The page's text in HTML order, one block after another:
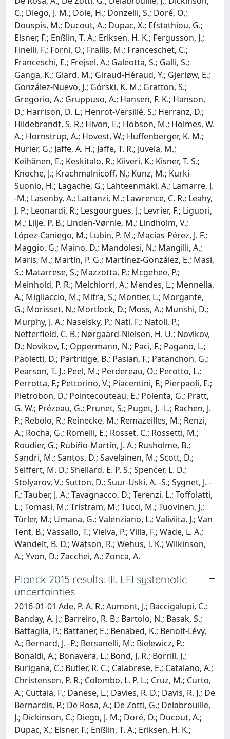
C.; Diego, J. M.; Dole, H.; Donzelli, S.; Doré, O.;
Douspis, M.; Ducout, A.; Dupac, X.; Efstathiou, G.;
Elsner, F.; Enßlin, T. A.; Eriksen, H. K.; Fergusson, J.;
Finelli, F.; Forni, O.; Frailis, M.; Franceschet, C.;
Franceschi, E.; Frejsel, A.; Galeotta, S.; Galli, S.;
Ganga, K.; Giard, M.; Giraud-Héraud, Y.; Gjerløw, E.;
González-Nuevo, J.; Górski, K. M.; Gratton, S.;
Gregorio, A.; Gruppuso, A.; Hansen, F. K.; Hanson,
D.; Harrison, D. L.; Henrot-Versillé, S.; Herranz, D.;
Hildebrandt, S. R.; Hivon, E.; Hobson, M.; Holmes, W.
A.; Hornstrup, A.; Hovest, W.; Huffenberger, K. M.;
Hurier, G.; Jaffe, A. H.; Jaffe, T. R.; Juvela, M.;
Keihänen, E.; Keskitalo, R.; Kiiveri, K.; Kisner, T. S.;
Knoche, J.; Krachmalnicoff, N.; Kunz, M.; Kurki-
Suonio, H.; Lagache, G.; Lähteenmäki, A.; Lamarre, J.
-M.; Lasenby, A.; Lattanzi, M.; Lawrence, C. R.; Leahy,
J. P.; Leonardi, R.; Lesgourgues, J.; Levrier, F.; Liguori,
M.; Lilje, P. B.; Linden-Vørnle, M.; Lindholm, V.;
López-Caniego, M.; Lubin, P. M.; Macías-Pérez, J. F.;
Maggio, G.; Maino, D.; Mandolesi, N.; Mangilli, A.;
Maris, M.; Martin, P. G.; Martínez-González, E.; Masi,
S.; Matarrese, S.; Mazzotta, P.; Mcgehee, P.;
Meinhold, P. R.; Melchiorri, A.; Mendes, L.; Mennella,
A.; Migliaccio, M.; Mitra, S.; Montier, L.; Morgante,
G.; Morisset, N.; Mortlock, D.; Moss, A.; Munshi, D.;
Murphy, J. A.; Naselsky, P.; Nati, F.; Natoli, P.;
Netterfield, C. B.; Nørgaard-Nielsen, H. U.; Novikov,
D.; Novikov, I.; Oppermann, N.; Paci, F.; Pagano, L.;
Paoletti, D.; Partridge, B.; Pasian, F.; Patanchon, G.;
Pearson, T. J.; Peel, M.; Perdereau, O.; Perotto, L.;
Perrotta, F.; Pettorino, V.; Piacentini, F.; Pierpaoli, E.;
Pietrobon, D.; Pointecouteau, E.; Polenta, G.; Pratt,
G. W.; Prézeau, G.; Prunet, S.; Puget, J. -L.; Rachen, J.
P.; Rebolo, R.; Reinecke, M.; Remazeilles, M.; Renzi,
A.; Rocha, G.; Romelli, E.; Rosset, C.; Rossetti, M.;
Roudier, G.; Rubiño-Martín, J. A.; Rusholme, B.;
Sandri, M.; Santos, D.; Savelainen, M.; Scott, D.;
Seiffert, M. D.; Shellard, E. P. S.; Spencer, L. D.;
Stolyarov, V.; Sutton, D.; Suur-Uski, A. -S.; Sygnet, J. -
F.; Tauber, J. A.; Tavagnacco, D.; Terenzi, L.; Toffolatti,
L.; Tomasi, M.; Tristram, M.; Tucci, M.; Tuovinen, J.;
Türler, M.; Umana, G.; Valenziano, L.; Valiviita, J.; Van
Tent, B.; Vassallo, T.; Vielva, P.; Villa, F.; Wade, L. A.;
Wandelt, B. D.; Watson, R.; Wehus, I. K.; Wilkinson,
A.; Yvon, D.; Zacchei, A.; Zonca, A.
Planck 2015 results: III. LFI systematic
uncertainties
2016-01-01 Ade, P. A. R.; Aumont, J.; Baccigalupi, C.;
Banday, A. J.; Barreiro, R. B.; Bartolo, N.; Basak, S.;
Battaglia, P.; Battaner, E.; Benabed, K.; Benoit-Lévy,
A.; Bernard, J. -P.; Bersanelli, M.; Bielewicz, P.;
Bonaldi, A.; Bonavera, L.; Bond, J. R.; Borrill, J.;
Burigana, C.; Butler, R. C.; Calabrese, E.; Catalano, A.;
Christensen, P. R.; Colombo, L. P. L.; Cruz, M.; Curto,
A.; Cuttaia, F.; Danese, L.; Davies, R. D.; Davis, R. J.; De
Bernardis, P.; De Rosa, A.; De Zotti, G.; Delabrouille,
J.; Dickinson, C.; Diego, J. M.; Doré, O.; Ducout, A.;
Dupac, X.; Elsner, F.; Enßlin, T. A.; Eriksen, H. K.;